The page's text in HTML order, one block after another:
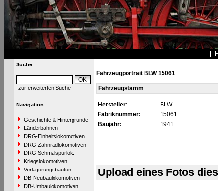
Suche
zur erweiterten Suche
Navigation
Geschichte & Hintergründe
Länderbahnen
DRG-Einheitslokomotiven
DRG-Zahnradlokomotiven
DRG-Schmalspurlok.
Kriegslokomotiven
Verlagerungsbauten
DB-Neubaulokomotiven
DB-Umbaulokomotiven
Fahrzeugportrait BLW 15061
Fahrzeugstamm
Hersteller:
BLW
Fabriknummer:
15061
Baujahr:
1941
Upload eines Fotos